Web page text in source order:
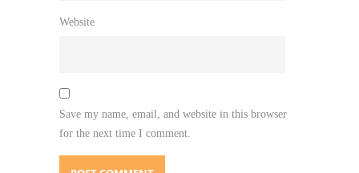
Website
Save my name, email, and website in this browser
for the next time I comment.